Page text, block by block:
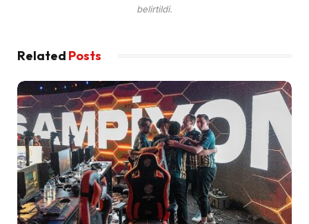
belirtildi.
Related Posts